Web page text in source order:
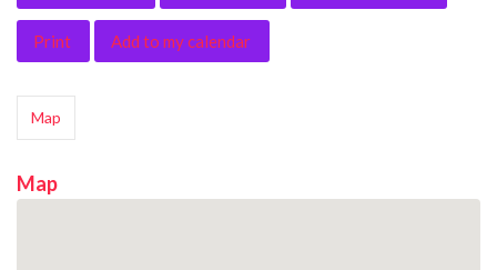
Print Add to my calendar
Map
Map